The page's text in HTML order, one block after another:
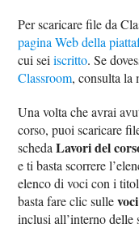
Per scaricare file da
pagina Web della
cui seiiscritto. Se
Classroom, consulta la
Una volta che avrai
corso, puoi scaricare
schedaLavori del
e ti basta scorrere
elenco di voci con i
basta fare clic sullevoci
inclusi all’interno delle